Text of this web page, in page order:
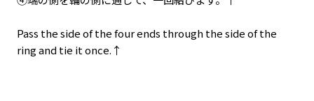
Pass the side of the four ends through the side of the
ring and tie it once.↑